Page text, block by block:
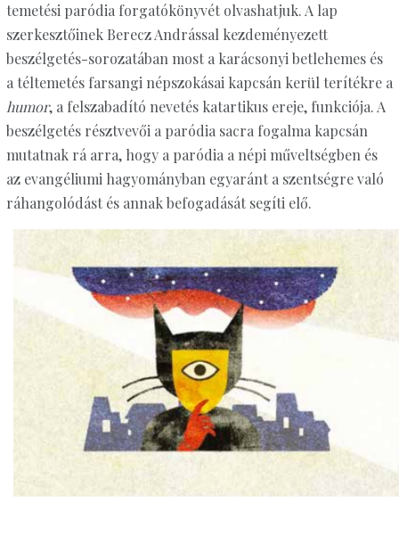
temetési paródia forgatókönyvét olvashatjuk. A lap
szerkesztőinek Berecz Andrással kezdeményezett
beszélgetés-sorozatában most a karácsonyi betlehemes és
a téltemetés farsangi népszokásai kapcsán kerül terítékre a
humor, a felszabadító nevetés katartikus ereje, funkciója. A
beszélgetés résztvevői a paródia sacra fogalma kapcsán
mutatnak rá arra, hogy a paródia a népi műveltségben és
az evangéliumi hagyományban egyaránt a szentségre való
ráhangolódást és annak befogadását segíti elő.